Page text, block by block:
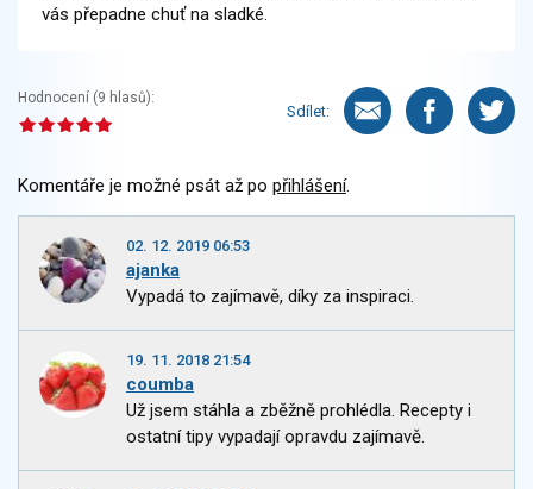
vás přepadne chuť na sladké.
Hodnocení (9 hlasů):
Sdílet:
Komentáře je možné psát až po přihlášení.
02. 12. 2019 06:53
ajanka
Vypadá to zajímavě, díky za inspiraci.
19. 11. 2018 21:54
coumba
Už jsem stáhla a zběžně prohlédla. Recepty i
ostatní tipy vypadají opravdu zajímavě.